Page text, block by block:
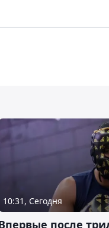
10:31, Сегодня
после